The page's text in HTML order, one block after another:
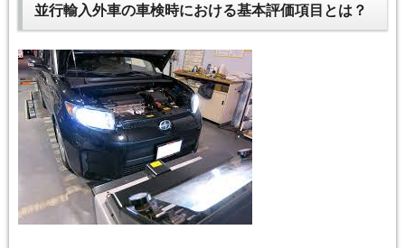
並行輸入外車の車検時における基本評価項目とは？